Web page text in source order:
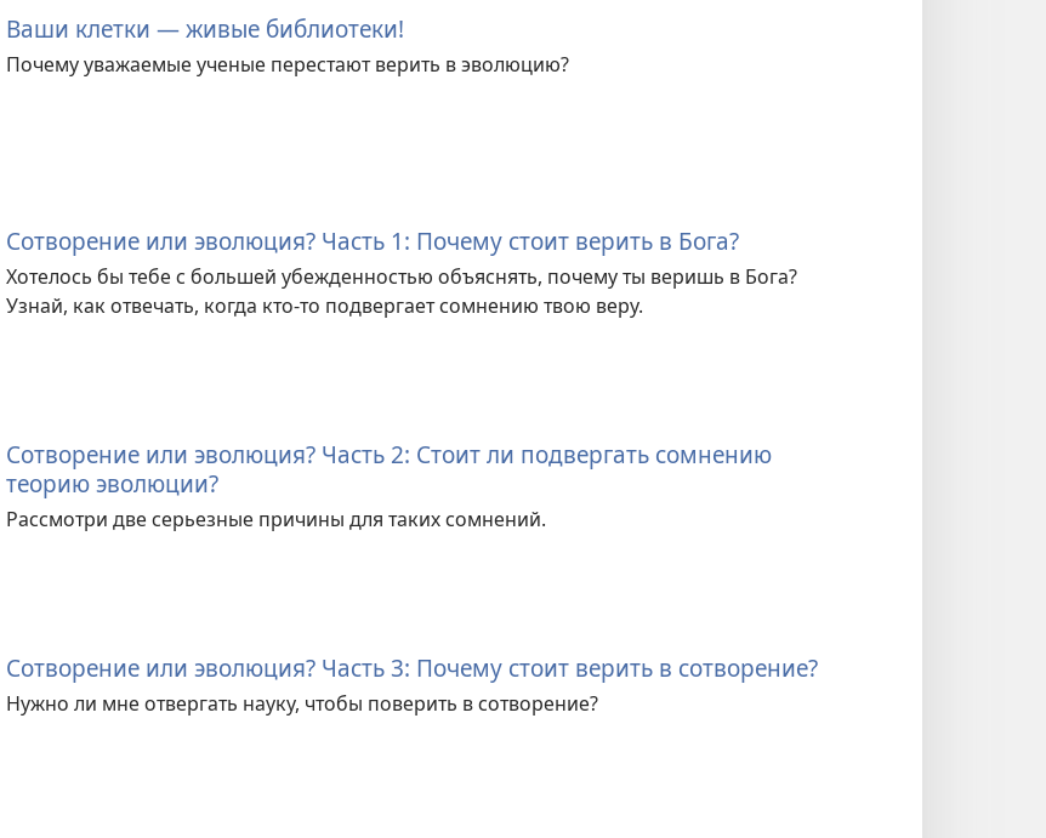
Ваши клетки — живые библиотеки!
Почему уважаемые ученые перестают верить в эволюцию?
Сотворение или эволюция? Часть 1: Почему стоит верить в Бога?
Хотелось бы тебе с большей убежденностью объяснять, почему ты веришь в Бога?
Узнай, как отвечать, когда кто-то подвергает сомнению твою веру.
Сотворение или эволюция? Часть 2: Стоит ли подвергать сомнению
теорию эволюции?
Рассмотри две серьезные причины для таких сомнений.
Сотворение или эволюция? Часть 3: Почему стоит верить в сотворение?
Нужно ли мне отвергать науку, чтобы поверить в сотворение?